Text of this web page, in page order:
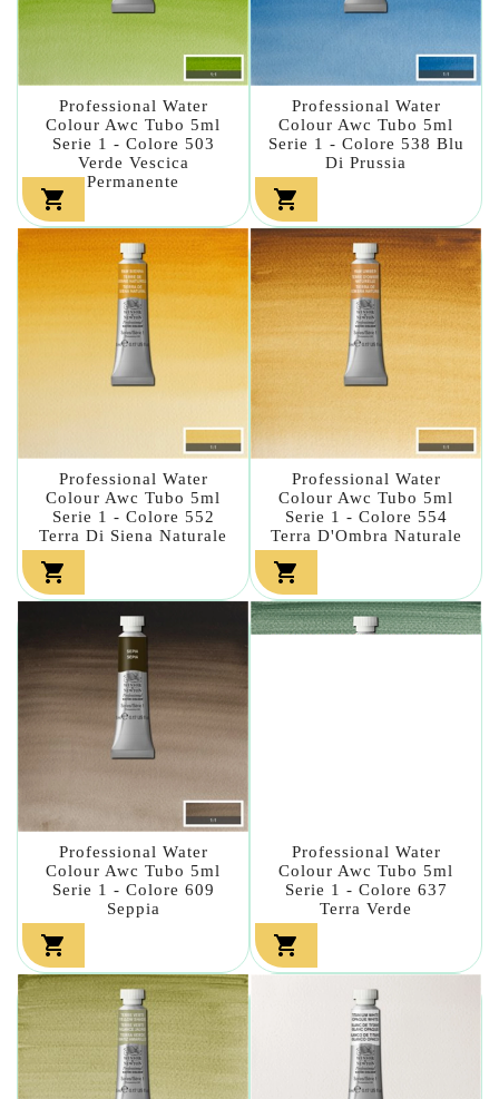
Professional Water
Colour Awc Tubo 5ml
Serie 1 - Colore 503
Verde Vescica
Permanente

Professional Water
Colour Awc Tubo 5ml
Serie 1 - Colore 538 Blu
Di Prussia

Professional Water
Colour Awc Tubo 5ml
Serie 1 - Colore 552
Terra Di Siena Naturale

Professional Water
Colour Awc Tubo 5ml
Serie 1 - Colore 554
Terra D'Ombra Naturale

Professional Water
Colour Awc Tubo 5ml
Serie 1 - Colore 609
Seppia

Professional Water
Colour Awc Tubo 5ml
Serie 1 - Colore 637
Terra Verde
